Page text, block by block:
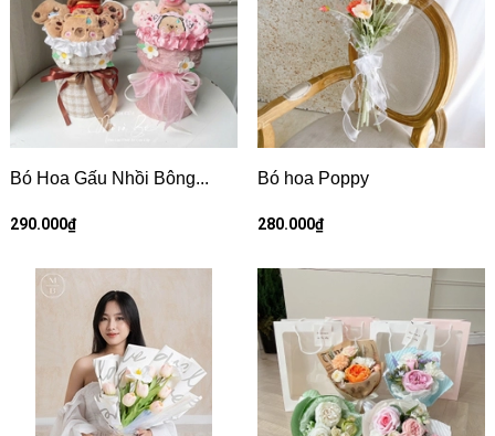
Bó Hoa Gấu Nhồi Bông...
290.000₫
Bó hoa Poppy
280.000₫